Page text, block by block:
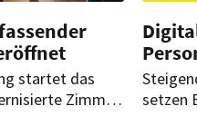
startet das
Zimmer,
setzen